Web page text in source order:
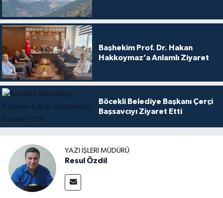
Başhekim Prof. Dr. Hakan
Hakkoymaz’a Anlamlı Ziyaret
Böcekli Belediye Başkanı Çerçi
Başsavcıyı Ziyaret Etti
YAZI İŞLERI MÜDÜRÜ
Resul Özdil